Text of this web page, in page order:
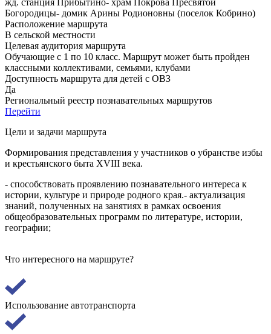
Богородицы- домик Арины Родионовны (поселок Кобрино)
Расположение маршрута
В сельской местности
Целевая аудитория маршрута
Обучающие с 1 по 10 класс. Маршрут может быть пройден
классными коллективами, семьями, клубами
Доступность маршрута для детей с ОВЗ
Да
Региональный реестр познавательных маршрутов
Перейти
Цели и задачи маршрута
Формирования представления у участников о убранстве избы
и крестьянского быта XVIII века.
- способствовать проявлению познавательного интереса к
истории, культуре и природе родного края.- актуализация
знаний, полученных на занятиях в рамках освоения
общеобразовательных программ по литературе, истории,
географии;
Что интересного на маршруте?
Использование автотранспорта